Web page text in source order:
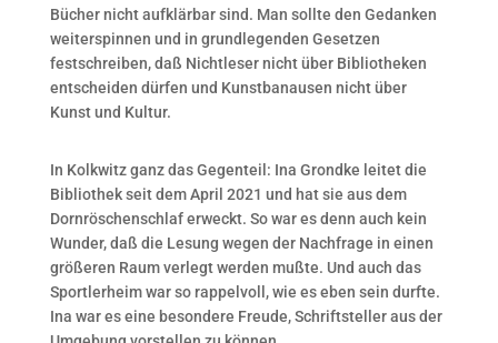
Bücher nicht aufklärbar sind. Man sollte den Gedanken
weiterspinnen und in grundlegenden Gesetzen
festschreiben, daß Nichtleser nicht über Bibliotheken
entscheiden dürfen und Kunstbanausen nicht über
Kunst und Kultur.
In Kolkwitz ganz das Gegenteil: Ina Grondke leitet die
Bibliothek seit dem April 2021 und hat sie aus dem
Dornröschenschlaf erweckt. So war es denn auch kein
Wunder, daß die Lesung wegen der Nachfrage in einen
größeren Raum verlegt werden mußte. Und auch das
Sportlerheim war so rappelvoll, wie es eben sein durfte.
Ina war es eine besondere Freude, Schriftsteller aus der